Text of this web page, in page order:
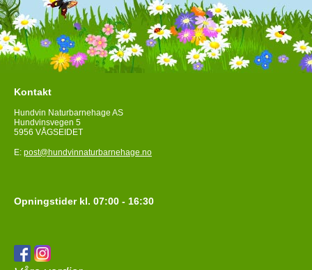
Kontakt
Hundvin Naturbarnehage AS
Hundvinsvegen 5
5956 VÅGSEIDET
E: post@hundvinnaturbarnehage.no
Opningstider kl. 07:00 - 16:30